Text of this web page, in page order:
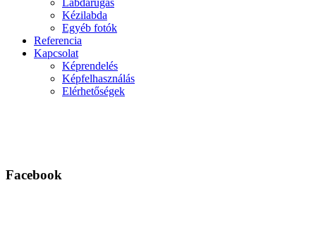
Labdarúgás
Kézilabda
Egyéb fotók
Referencia
Kapcsolat
Képrendelés
Képfelhasználás
Elérhetőségek
Facebook